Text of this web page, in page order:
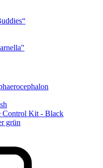
Control Kit - Black
grün